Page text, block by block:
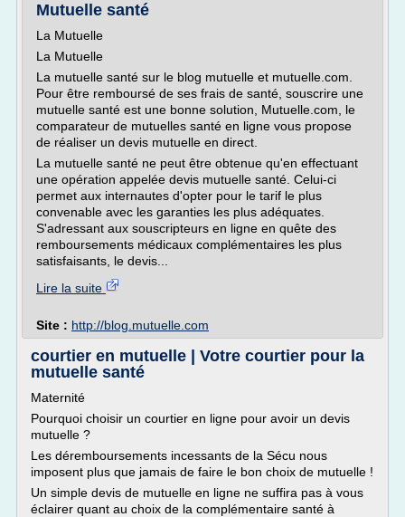
Mutuelle santé
La Mutuelle
La Mutuelle
La mutuelle santé sur le blog mutuelle et mutuelle.com.
Pour être remboursé de ses frais de santé, souscrire une
mutuelle santé est une bonne solution, Mutuelle.com, le
comparateur de mutuelles santé en ligne vous propose
de réaliser un devis mutuelle en direct.
La mutuelle santé ne peut être obtenue qu'en effectuant
une opération appelée devis mutuelle santé. Celui-ci
permet aux internautes d'opter pour le tarif le plus
convenable avec les garanties les plus adéquates.
S'adressant aux souscripteurs en ligne en quête des
remboursements médicaux complémentaires les plus
satisfaisants, le devis...
Lire la suite
Site : http://blog.mutuelle.com
courtier en mutuelle | Votre courtier pour la
mutuelle santé
Maternité
Pourquoi choisir un courtier en ligne pour avoir un devis
mutuelle ?
Les déremboursements incessants de la Sécu nous
imposent plus que jamais de faire le bon choix de mutuelle !
Un simple devis de mutuelle en ligne ne suffira pas à vous
éclairer quant au choix de la complémentaire santé à